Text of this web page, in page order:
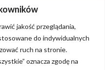
jakość przeglądania,
do indywidualnych
ruch na stronie.
oznacza zgodę na
rozwodem